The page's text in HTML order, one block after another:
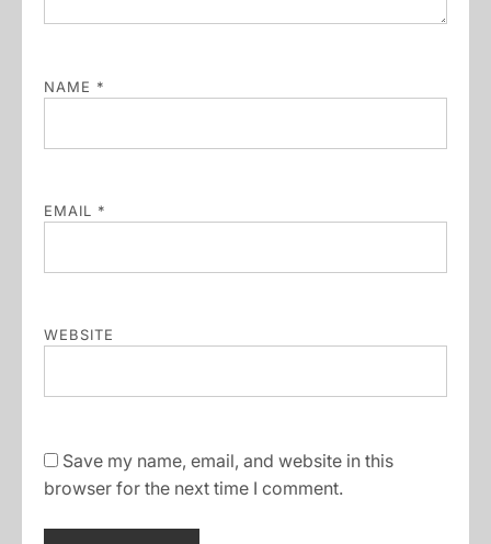
NAME *
EMAIL *
WEBSITE
Save my name, email, and website in this
browser for the next time I comment.